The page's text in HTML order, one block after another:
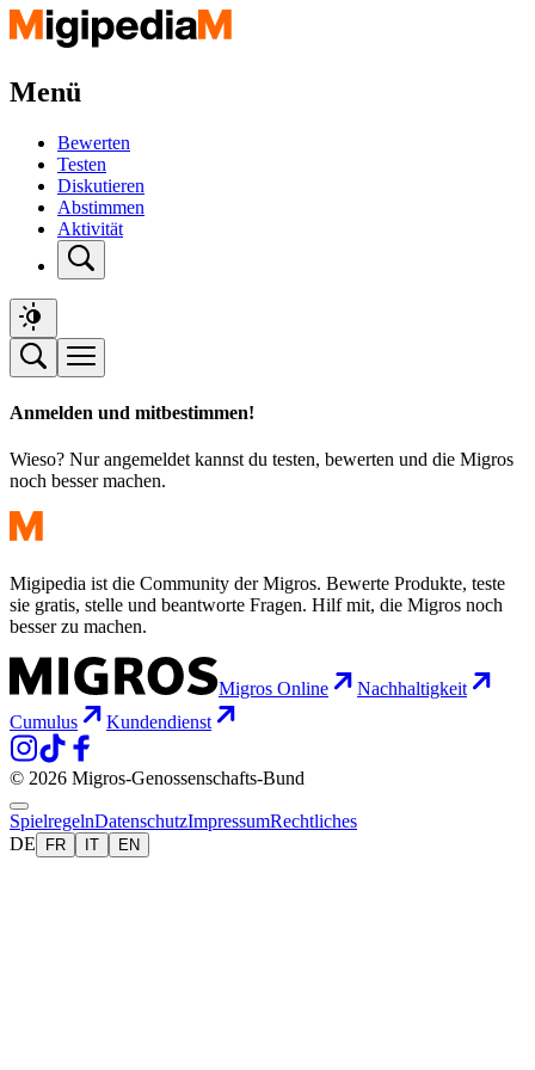
Menü
Bewerten
Testen
Diskutieren
Abstimmen
Aktivität
Anmelden und mitbestimmen!
Wieso? Nur angemeldet kannst du testen, bewerten und die Migros
noch besser machen.
Migipedia ist die Community der Migros. Bewerte Produkte, teste
sie gratis, stelle und beantworte Fragen. Hilf mit, die Migros noch
besser zu machen.
Migros Online
Nachhaltigkeit
Cumulus
Kundendienst
© 2026 Migros-Genossenschafts-Bund
SpielregelnDatenschutzImpressumRechtliches
DE
FR IT EN